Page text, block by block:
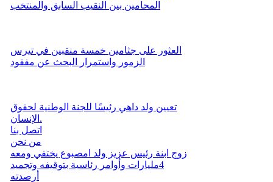
المحامين بين النقيب السابق والمنتخب
العثور على جثامين خمسة منقبين في تيرس
الزمور واستمرار البحث عن مفقود
تعيين ولد داهي رئيسًا للجنة الوطنية لحقوق
الإنسان.
اتصل بنا
من نحن
زوج ابنة رئيس عزيز ولد امصبوع يختفي ومعه
4مليارات وأوامر رئاسية بتوقيفه وتجميد
أرصدته